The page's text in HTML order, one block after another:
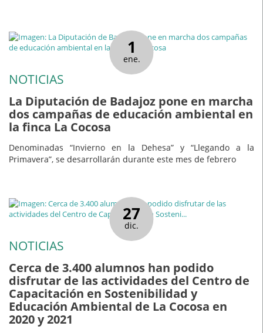
1
ene.
NOTICIAS
La Diputación de Badajoz pone en marcha
dos campañas de educación ambiental en
la finca La Cocosa
Denominadas “Invierno en la Dehesa” y “Llegando a la
Primavera”, se desarrollarán durante este mes de febrero
27
dic.
NOTICIAS
Cerca de 3.400 alumnos han podido
disfrutar de las actividades del Centro de
Capacitación en Sostenibilidad y
Educación Ambiental de La Cocosa en
2020 y 2021